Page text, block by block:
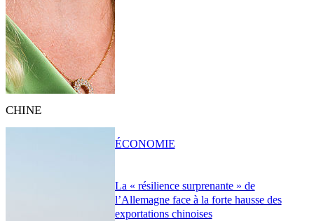
CHINE
La « résilience surprenante » de
l’Allemagne face à la forte hausse des
exportations chinoises
ÉCONOMIE